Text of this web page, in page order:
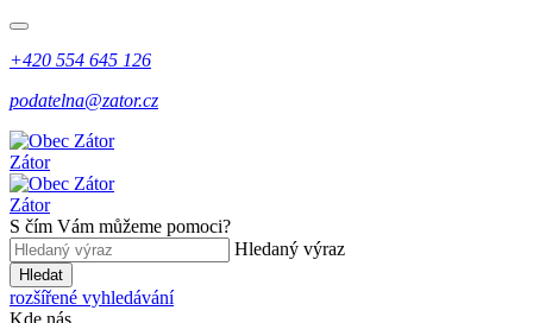
+420 554 645 126
podatelna@zator.cz
Zátor
Zátor
S čím Vám můžeme pomoci?
Hledaný výraz
Hledat
rozšířené vyhledávání
Kde nás